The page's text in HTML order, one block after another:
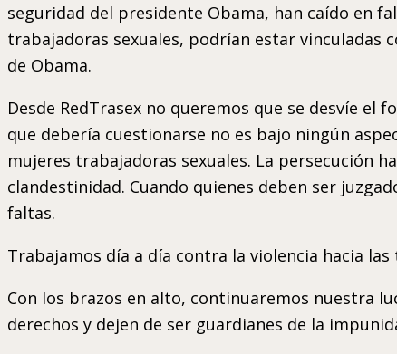
seguridad del presidente Obama, han caído en
trabajadoras sexuales, podrían estar
de Obama.
Desde RedTrasex no queremos que se desvíe
que debería cuestionarse no es bajo ningún
mujeres trabajadoras sexuales. La persecución
clandestinidad. Cuando quienes deben ser
faltas.
Trabajamos día a día contra la violencia hacia
Con los brazos en alto, continuaremos nuestra
derechos y dejen de ser guardianes de la